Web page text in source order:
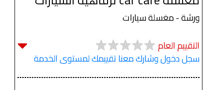
ورشة - مغسلة سيارات
التقييم العام
سجل دخول وشارك معنا تقييمك لمستوى الخدمة